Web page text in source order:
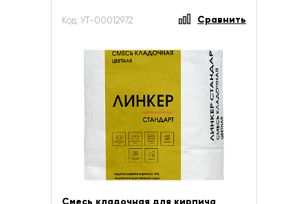
Код: УТ-00012972 Сравнить
Смесь кладочная для кирпича